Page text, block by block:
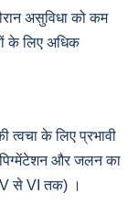
असुविधा को कम
के लिए अधिक
त्वचा के लिए प्रभावी
और जलन का
से VI तक) ।